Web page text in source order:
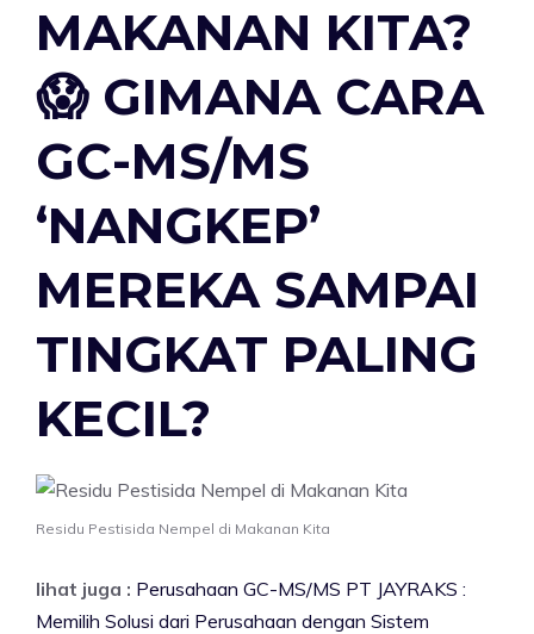
MAKANAN KITA?
😱 GIMANA CARA
GC-MS/MS
‘NANGKEP’
MEREKA SAMPAI
TINGKAT PALING
KECIL?
Residu Pestisida Nempel di Makanan Kita
lihat juga : Perusahaan GC-MS/MS PT JAYRAKS :
Memilih Solusi dari Perusahaan dengan Sistem